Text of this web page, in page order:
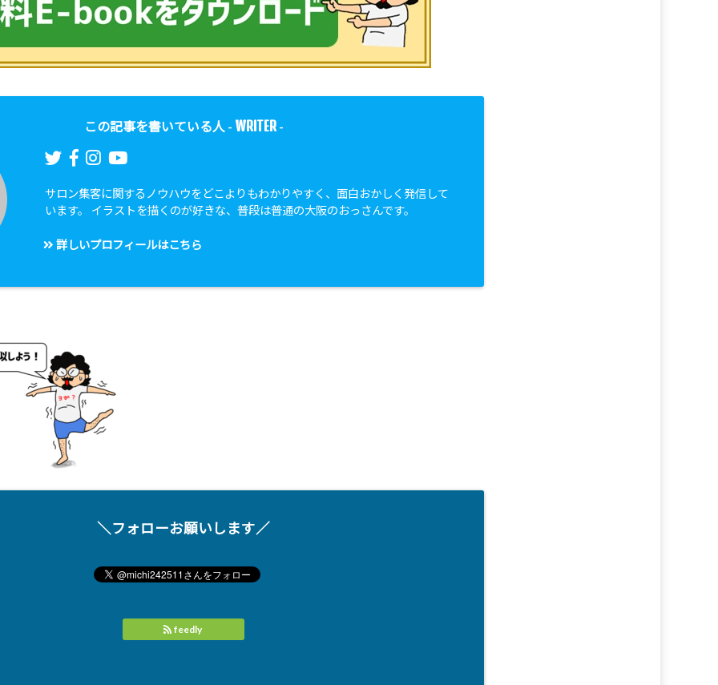
この記事を書いている人 - WRITER-
サロン集客に関するノウハウをどこよりもわかりやすく、面白おかしく発信して
います。 イラストを描くのが好きな、普段は普通の大阪のおっさんです。
詳しいプロフィールはこちら
＼フォローお願いします／
feedly